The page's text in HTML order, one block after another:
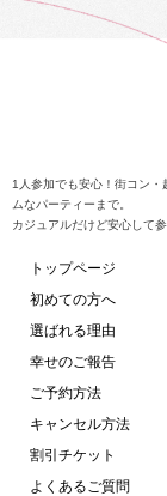
1人参加でも安心！街コン
ムなパーティーまで。
カジュアルだけど安心して
トップページ
初めての方へ
選ばれる理由
幸せのご報告
ご予約方法
キャンセル方法
割引チケット
よくあるご質問